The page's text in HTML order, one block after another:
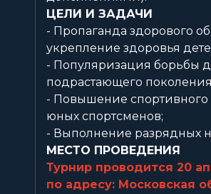
ЦЕЛИ И ЗАДАЧИ
- Пропаганда здорового
укрепление здоровья
- Популяризация борьбы
подрастающего
- Повышение спортивного
юных спортсменов;
- Выполнение разрядных
МЕСТО ПРОВЕДЕНИЯ
Турнир проводится 20
по адресу: Московская